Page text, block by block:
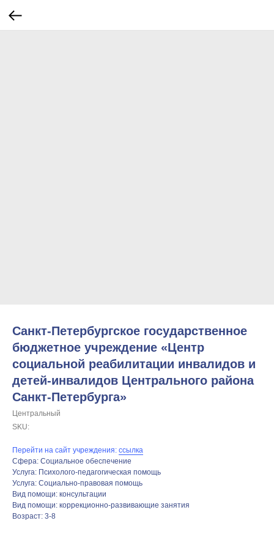
Санкт‑Петербургское государственное
бюджетное учреждение «Центр
социальной реабилитации инвалидов и
детей-инвалидов Центрального района
Санкт‑Петербурга»
Центральный
SKU:
Перейти на сайт учреждения: ссылка
Сфера: Социальное обеспечение
Услуга: Психолого-педагогическая помощь
Услуга: Социально-правовая помощь
Вид помощи: консультации
Вид помощи: коррекционно-развивающие занятия
Возраст: 3-8